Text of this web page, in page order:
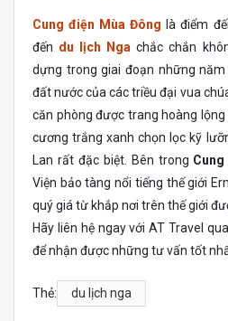
Cung điện Mùa Đông là điểm
đến du lịch Nga chắc chắn
dựng trong giai đoạn những
đất nước của các triều đại vua
căn phòng được trang hoàng lộng
cương trắng xanh chọn lọc kỹ
Lan rất đặc biệt. Bên trong
Viện bảo tàng nổi tiếng thế giới
quý giá từ khắp nơi trên thế giới
Hãy liên hệ ngay với AT Travel
để nhận được những tư vấn tốt
Thẻ: du lịch nga